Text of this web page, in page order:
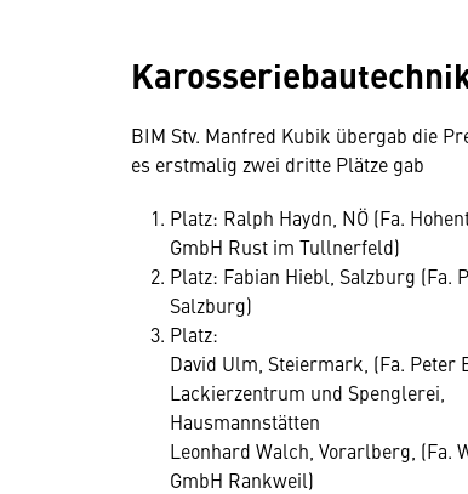
BIM Stv. Manfred Kubik übergab die
es erstmalig zwei dritte Plätze gab
Platz: Ralph Haydn, NÖ (Fa.
GmbH Rust im Tullnerfeld)
Platz: Fabian Hiebl, Salzburg (Fa.
Salzburg)
Platz:
David Ulm, Steiermark, (Fa. Peter
Lackierzentrum und Spenglerei,
Hausmannstätten
Leonhard Walch, Vorarlberg, (Fa.
GmbH Rankweil)